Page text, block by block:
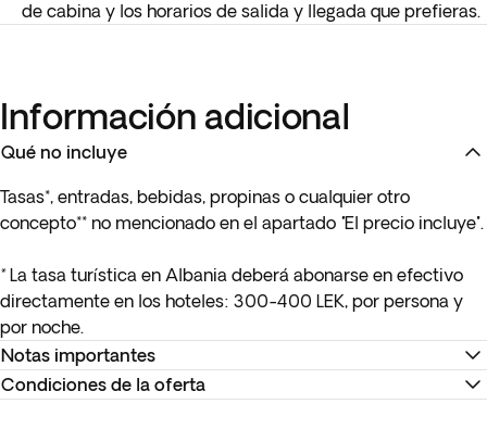
de cabina y los horarios de salida y llegada que prefieras.
Información adicional
Qué no incluye
Tasas*, entradas, bebidas, propinas o cualquier otro
concepto** no mencionado en el apartado "El precio incluye".
*La tasa turística en Albania deberá abonarse en efectivo
directamente en los hoteles: 300-400 LEK, por persona y
por noche.
Notas importantes
* Si viajas con Ryanair o Wizz Air, te recomendamos que
Condiciones de la oferta